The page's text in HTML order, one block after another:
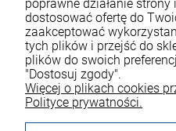
poprawne działanie
dostosować ofertę do
zaakceptować
tych plików i przejść do
plików do swoich
"Dostosuj zgody".
Więcej o plikach cookies
Polityce prywatności.